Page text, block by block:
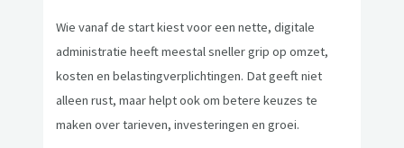
Wie vanaf de start kiest voor een nette, digitale
administratie heeft meestal sneller grip op omzet,
kosten en belastingverplichtingen. Dat geeft niet
alleen rust, maar helpt ook om betere keuzes te
maken over tarieven, investeringen en groei.